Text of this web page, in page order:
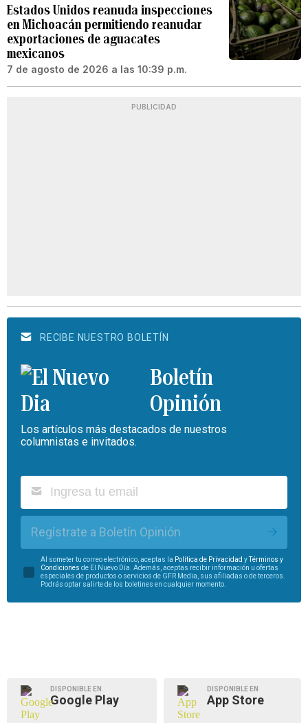
Estados Unidos reanuda inspecciones
en Michoacán permitiendo reanudar
exportaciones de aguacates
mexicanos
7 de agosto de 2026 a las 10:39 p.m.
PUBLICIDAD
RECIBE NUESTRO BOLETÍN
Boletín
Opinión
Los artículos más destacados de nuestros
columnistas e invitados.
Regístrate a Boletín Opinión
Al someter tu correo electrónico, aceptas la Política de Privacidad yTérminos y
Condiciones de El Nuevo Día. Además, aceptas recibir información u ofertas
especiales de productos o servicios de GFR Media, sus afiliadas o de terceros.
Podrás optar salirte de los boletines en cualquier momento.
DISPONIBLE EN
Google Play
DISPONIBLE EN
App Store